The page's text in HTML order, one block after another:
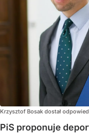
Krzysztof Bosak dostał
PiS proponuje